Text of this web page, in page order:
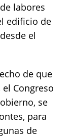
labores
edificio de
el
de que
Congreso
se
para
de